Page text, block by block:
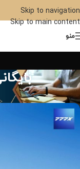
Skip to navigation
Skip to main content
منو